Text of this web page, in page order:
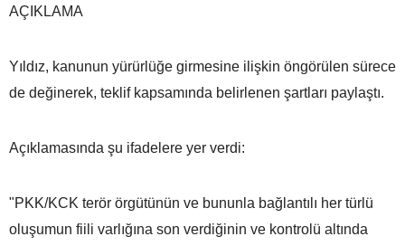
AÇIKLAMA
Yıldız, kanunun yürürlüğe girmesine ilişkin öngörülen sürece
de değinerek, teklif kapsamında belirlenen şartları paylaştı.
Açıklamasında şu ifadelere yer verdi:
"PKK/KCK terör örgütünün ve bununla bağlantılı her türlü
oluşumun fiili varlığına son verdiğinin ve kontrolü altında